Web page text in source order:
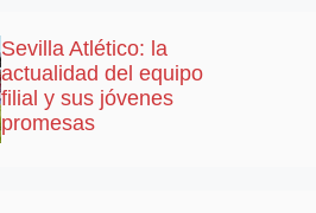
Sevilla Atlético: la
actualidad del equipo
filial y sus jóvenes
promesas